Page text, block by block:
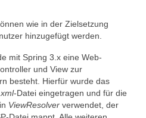
wie in der Zielsetzung
hinzugefügt werden.
mit Spring 3.x eine Web-
und View zur
besteht. Hierfür wurde das
-Datei eingetragen und für die
ViewResolver verwendet, der